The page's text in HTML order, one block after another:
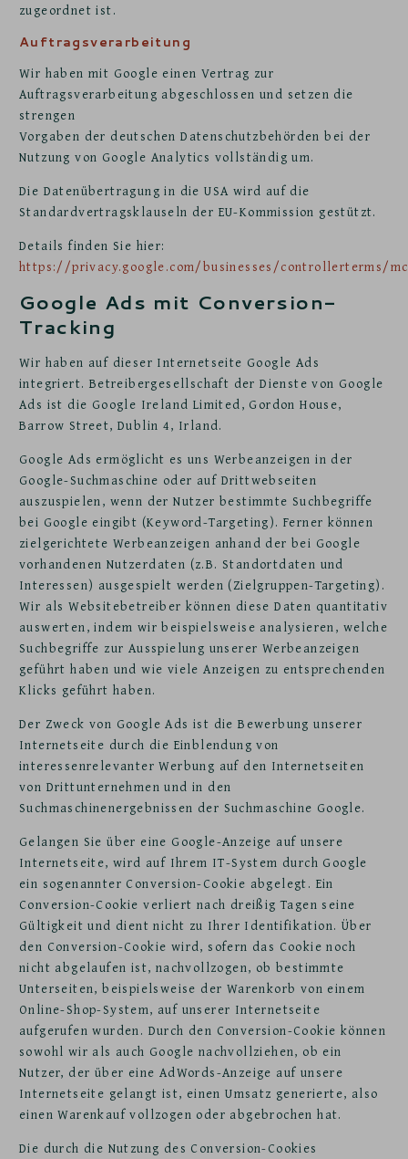
zugeordnet ist.
Auftragsverarbeitung
Wir haben mit Google einen Vertrag zur
Auftragsverarbeitung abgeschlossen und setzen die
strengen
Vorgaben der deutschen Datenschutzbehörden bei der
Nutzung von Google Analytics vollständig um.
Die Datenübertragung in die USA wird auf die
Standardvertragsklauseln der EU-Kommission gestützt.
Details finden Sie hier:
https://privacy.google.com/businesses/controllerterms/
Google Ads mit Conversion-
Tracking
Wir haben auf dieser Internetseite Google Ads
integriert. Betreibergesellschaft der Dienste von Google
Ads ist die Google Ireland Limited, Gordon House,
Barrow Street, Dublin 4, Irland.
Google Ads ermöglicht es uns Werbeanzeigen in der
Google-Suchmaschine oder auf Drittwebseiten
auszuspielen, wenn der Nutzer bestimmte Suchbegriffe
bei Google eingibt (Keyword-Targeting). Ferner können
zielgerichtete Werbeanzeigen anhand der bei Google
vorhandenen Nutzerdaten (z.B. Standortdaten und
Interessen) ausgespielt werden (Zielgruppen-Targeting).
Wir als Websitebetreiber können diese Daten quantitativ
auswerten, indem wir beispielsweise analysieren, welche
Suchbegriffe zur Ausspielung unserer Werbeanzeigen
geführt haben und wie viele Anzeigen zu entsprechenden
Klicks geführt haben.
Der Zweck von Google Ads ist die Bewerbung unserer
Internetseite durch die Einblendung von
interessenrelevanter Werbung auf den Internetseiten
von Drittunternehmen und in den
Suchmaschinenergebnissen der Suchmaschine Google.
Gelangen Sie über eine Google-Anzeige auf unsere
Internetseite, wird auf Ihrem IT-System durch Google
ein sogenannter Conversion-Cookie abgelegt. Ein
Conversion-Cookie verliert nach dreißig Tagen seine
Gültigkeit und dient nicht zu Ihrer Identifikation. Über
den Conversion-Cookie wird, sofern das Cookie noch
nicht abgelaufen ist, nachvollzogen, ob bestimmte
Unterseiten, beispielsweise der Warenkorb von einem
Online-Shop-System, auf unserer Internetseite
aufgerufen wurden. Durch den Conversion-Cookie können
sowohl wir als auch Google nachvollziehen, ob ein
Nutzer, der über eine AdWords-Anzeige auf unsere
Internetseite gelangt ist, einen Umsatz generierte, also
einen Warenkauf vollzogen oder abgebrochen hat.
Die durch die Nutzung des Conversion-Cookies